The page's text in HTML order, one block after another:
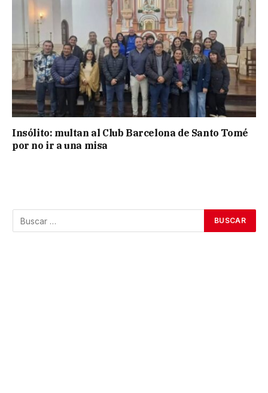
Insólito: multan al Club Barcelona de Santo Tomé
por no ir a una misa